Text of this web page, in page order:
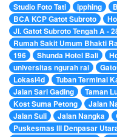
Studio Foto Tati ipphing
BCA KCP Gatot Subroto
Jl. Gatot Subroto Tengah A -
Rumah Sakit Umum Bhakti
196
Shunda Hotel Bali
universitas ngurah rai
Lokasi4d
Tuban Terminal
Jalan Sari Gading
Taman
Kost Suma Petong
Jalan
Jalan Suli
Jalan Nangka
Puskesmas III Denpasar